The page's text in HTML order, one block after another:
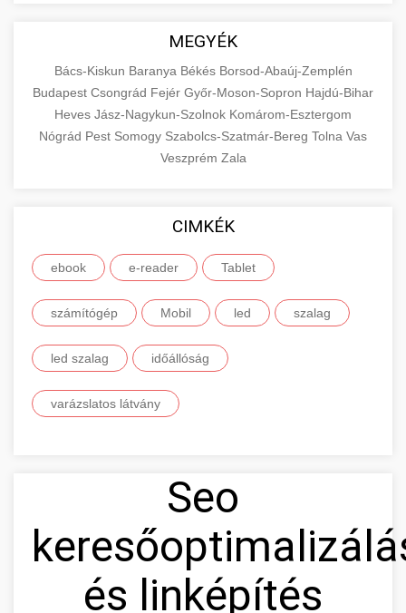
MEGYÉK
Bács-Kiskun Baranya Békés Borsod-Abaúj-Zemplén
Budapest Csongrád Fejér Győr-Moson-Sopron Hajdú-Bihar
Heves Jász-Nagykun-Szolnok Komárom-Esztergom
Nógrád Pest Somogy Szabolcs-Szatmár-Bereg Tolna Vas
Veszprém Zala
CIMKÉK
ebook e-reader Tablet
számítógép Mobil led szalag
led szalag időállóság
varázslatos látvány
Seo
és linképítés